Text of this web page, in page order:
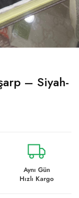
– Siyah-
Aynı Gün
Hızlı Kargo